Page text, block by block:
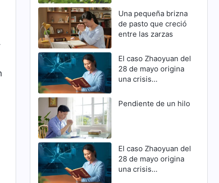
Una pequeña brizna
de pasto que creció
entre las zarzas
El caso Zhaoyuan del
28 de mayo origina
una crisis
Pendiente de un hilo
El caso Zhaoyuan del
28 de mayo origina
una crisis